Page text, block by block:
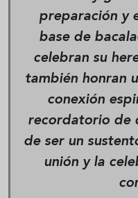
preparación y
base de
celebran su
también honran
conexión
recordatorio de
de ser un
unión y la